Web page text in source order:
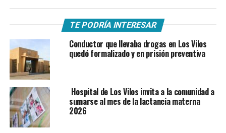
TE PODRÍA INTERESAR
Conductor que llevaba drogas en Los Vilos
quedó formalizado y en prisión preventiva
Hospital de Los Vilos invita a la comunidad a
sumarse al mes de la lactancia materna
2026